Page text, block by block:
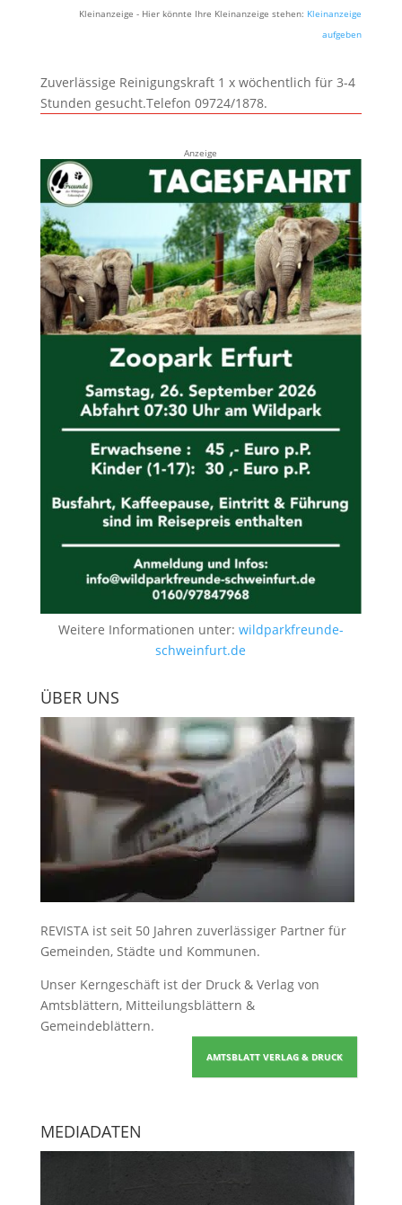
Kleinanzeige - Hier könnte Ihre Kleinanzeige stehen: Kleinanzeige
aufgeben
Zuverlässige Reinigungskraft 1 x wöchentlich für 3-4
Stunden gesucht.Telefon 09724/1878.
Anzeige
Weitere Informationen unter: wildparkfreunde-
schweinfurt.de
ÜBER UNS
REVISTA ist seit 50 Jahren zuverlässiger Partner für
Gemeinden, Städte und Kommunen.
Unser Kerngeschäft ist der Druck & Verlag von
Amtsblättern, Mitteilungsblättern &
Gemeindeblättern.
AMTSBLATT VERLAG & DRUCK
MEDIADATEN